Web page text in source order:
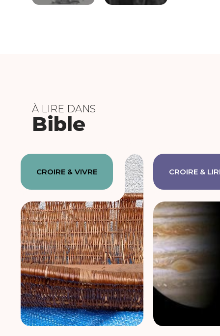
À LIRE DANS
Bible
CROIRE & VIVRE CROIRE &